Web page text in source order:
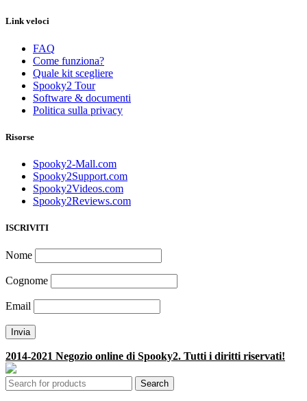
Link veloci
FAQ
Come funziona?
Quale kit scegliere
Spooky2 Tour
Software & documenti
Politica sulla privacy
Risorse
Spooky2-Mall.com
Spooky2Support.com
Spooky2Videos.com
Spooky2Reviews.com
ISCRIVITI
Nome
Cognome
Email
2014-2021 Negozio online di Spooky2. Tutti i diritti riservati!
Search